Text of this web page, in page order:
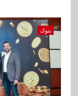
5
بنوك